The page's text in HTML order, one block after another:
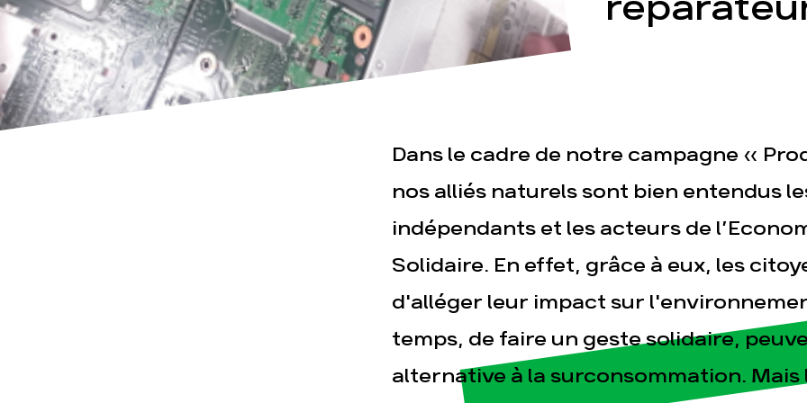
Espace presse Publications
Dans le cadre de notre campagne «
nos alliés naturels sont bien entendus
indépendants et les acteurs de
Solidaire. En effet, grâce à eux, les
d'alléger leur impact sur
temps, de faire un geste solidaire,
alternative à la surconsommation. Mais